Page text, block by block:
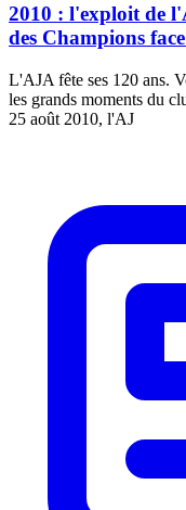
2010 : l'exploit de
des Champions
L'AJA fête ses 120 ans.
les grands moments du
25 août 2010, l'AJ